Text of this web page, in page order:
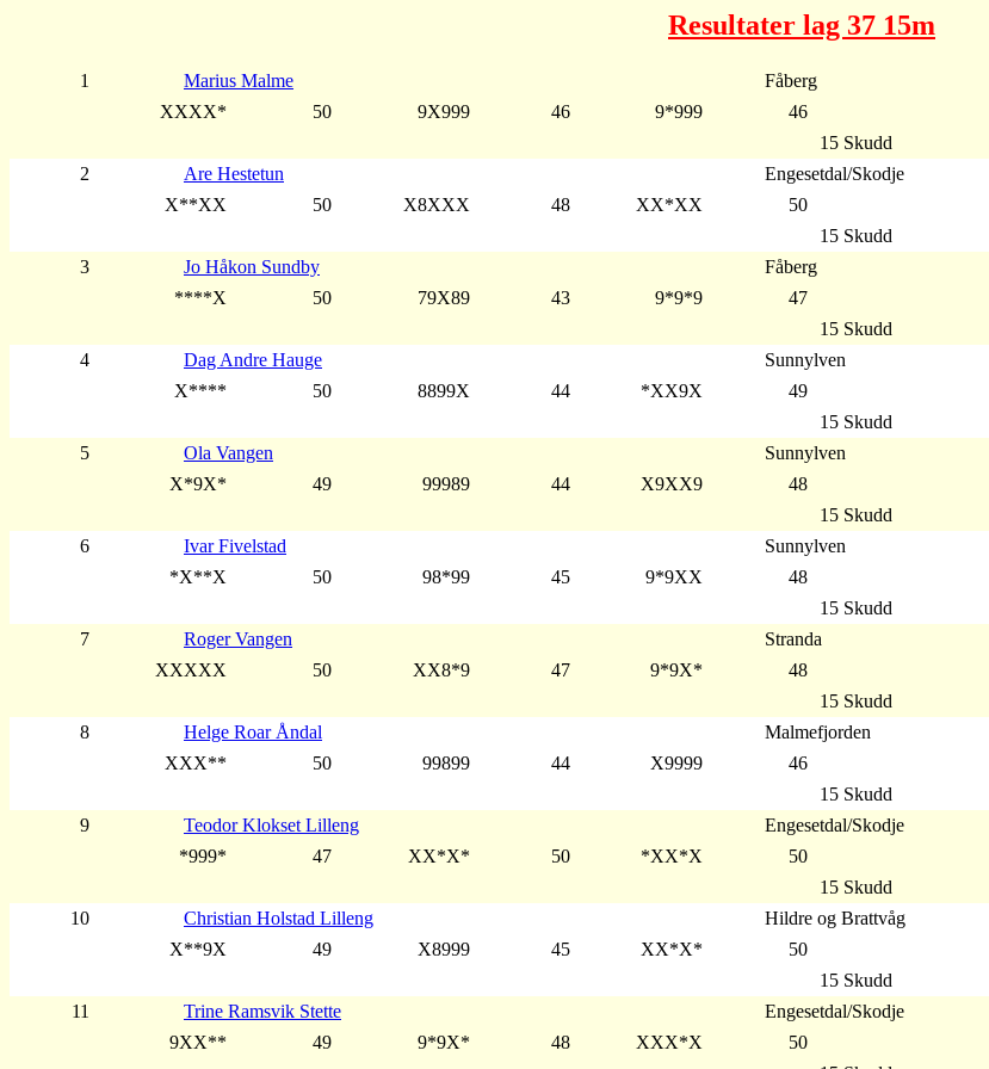
Resultater lag 37 15m
1 Marius Malme Fåberg
XXXX*
50 9X999 46 9*999 46
15 Skudd
2
Are Hestetun Engesetdal/Skodje
X**XX
50 X8XXX 48 XX*XX 50
15 Skudd
3
Jo Håkon Sundby Fåberg
****X
50 79X89 43 9*9*9 47
15 Skudd
4
Dag Andre Hauge Sunnylven
X****
50 8899X 44 *XX9X 49
15 Skudd
5
Ola Vangen Sunnylven
X*9X*
49 99989 44 X9XX9 48
15 Skudd
6
Ivar Fivelstad Sunnylven
*X**X
50 98*99 45 9*9XX 48
15 Skudd
7
Roger Vangen Stranda
XXXXX
50 XX8*9 47 9*9X* 48
15 Skudd
8
Helge Roar Åndal Malmefjorden
XXX**
50 99899 44 X9999 46
15 Skudd
9
Teodor Klokset Lilleng Engesetdal/Skodje
*999*
47 XX*X* 50 *XX*X 50
15 Skudd
10
Christian Holstad Lilleng Hildre og Brattvåg
X**9X
49 X8999 45 XX*X* 50
15 Skudd
11
Trine Ramsvik Stette Engesetdal/Skodje
9XX**
49 9*9X* 48 XXX*X 50